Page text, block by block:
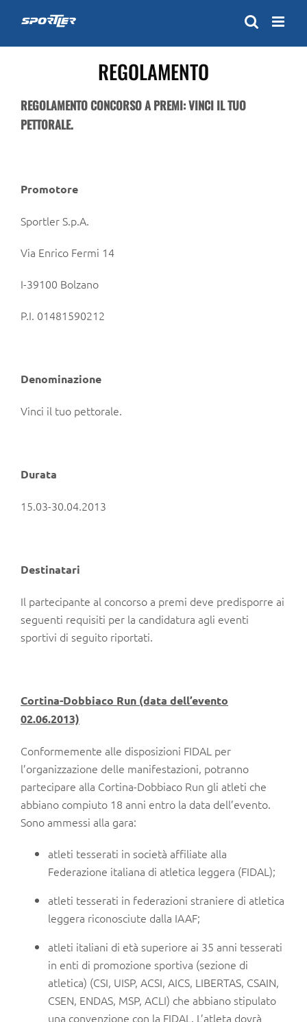
content
REGOLAMENTO
REGOLAMENTO CONCORSO A PREMI: VINCI IL TUO
PETTORALE.
Promotore
Sportler S.p.A.
Via Enrico Fermi 14
I-39100 Bolzano
P.I. 01481590212
Denominazione
Vinci il tuo pettorale.
Durata
15.03-30.04.2013
Destinatari
Il partecipante al concorso a premi deve predisporre ai
seguenti requisiti per la candidatura agli eventi
sportivi di seguito riportati.
Cortina-Dobbiaco Run (data dell’evento
02.06.2013)
Conformemente alle disposizioni FIDAL per
l’organizzazione delle manifestazioni, potranno
partecipare alla Cortina-Dobbiaco Run gli atleti che
abbiano compiuto 18 anni entro la data dell’evento.
Sono ammessi alla gara:
atleti tesserati in società affiliate alla
Federazione italiana di atletica leggera (FIDAL);
atleti tesserati in federazioni straniere di atletica
leggera riconosciute dalla IAAF;
atleti italiani di età superiore ai 35 anni tesserati
in enti di promozione sportiva (sezione di
atletica) (CSI, UISP, ACSI, AICS, LIBERTAS, CSAIN,
CSEN, ENDAS, MSP, ACLI) che abbiano stipulato
una convenzione con la FIDAL. L’atleta dovrà